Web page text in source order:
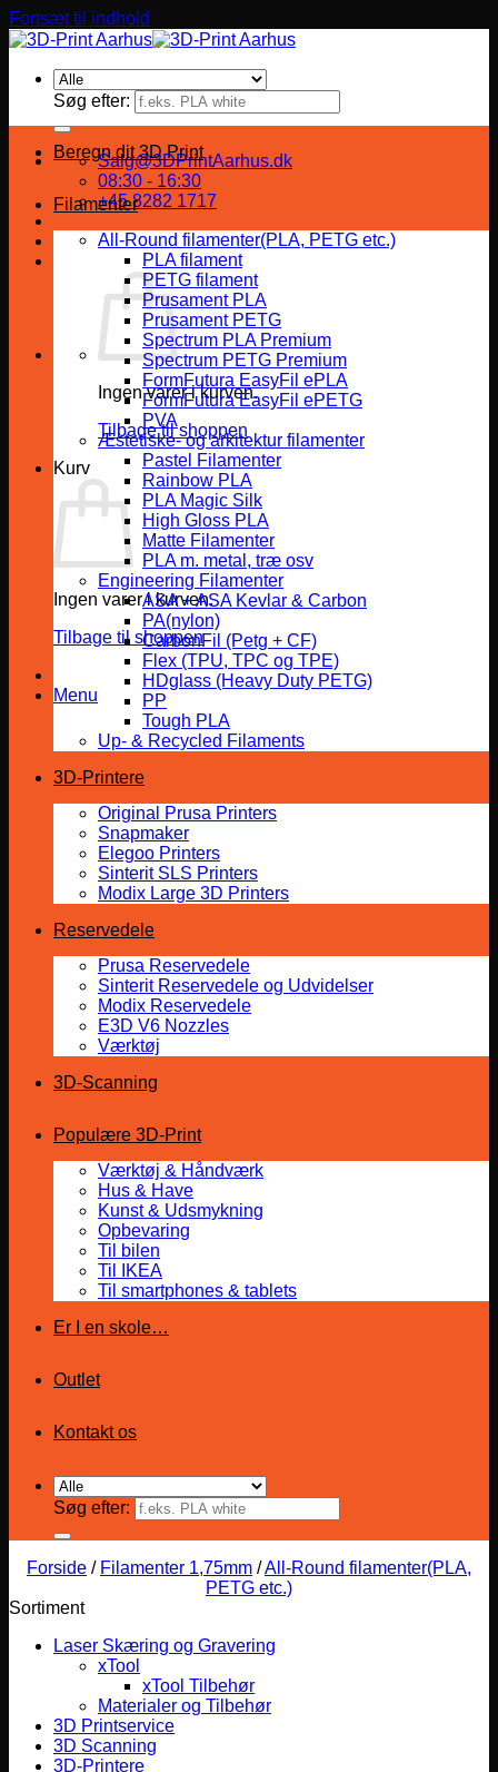
Fortsæt til indhold
Søg efter:
Salg@3DPrintAarhus.dk
08:30 - 16:30
+45 8282 1717
Ingen varer i kurven.
Tilbage til shoppen
Kurv
Ingen varer i kurven.
Tilbage til shoppen
Menu
Beregn dit 3D Print
Filamenter
All-Round filamenter(PLA, PETG etc.)
PLA filament
PETG filament
Prusament PLA
Prusament PETG
Spectrum PLA Premium
Spectrum PETG Premium
FormFutura EasyFil ePLA
FormFutura EasyFil ePETG
PVA
Æstetiske- og arkitektur filamenter
Pastel Filamenter
Rainbow PLA
PLA Magic Silk
High Gloss PLA
Matte Filamenter
PLA m. metal, træ osv
Engineering Filamenter
ASA + ASA Kevlar & Carbon
PA(nylon)
CarbonFil (Petg + CF)
Flex (TPU, TPC og TPE)
HDglass (Heavy Duty PETG)
PP
Tough PLA
Up- & Recycled Filaments
3D-Printere
Original Prusa Printers
Snapmaker
Elegoo Printers
Sinterit SLS Printers
Modix Large 3D Printers
Reservedele
Prusa Reservedele
Sinterit Reservedele og Udvidelser
Modix Reservedele
E3D V6 Nozzles
Værktøj
3D-Scanning
Populære 3D-Print
Værktøj & Håndværk
Hus & Have
Kunst & Udsmykning
Opbevaring
Til bilen
Til IKEA
Til smartphones & tablets
Er I en skole…
Outlet
Kontakt os
Søg efter:
Forside / Filamenter 1,75mm /All-Round filamenter(PLA,
PETG etc.)
Sortiment
Laser Skæring og Gravering
xTool
xTool Tilbehør
Materialer og Tilbehør
3D Printservice
3D Scanning
3D-Printere